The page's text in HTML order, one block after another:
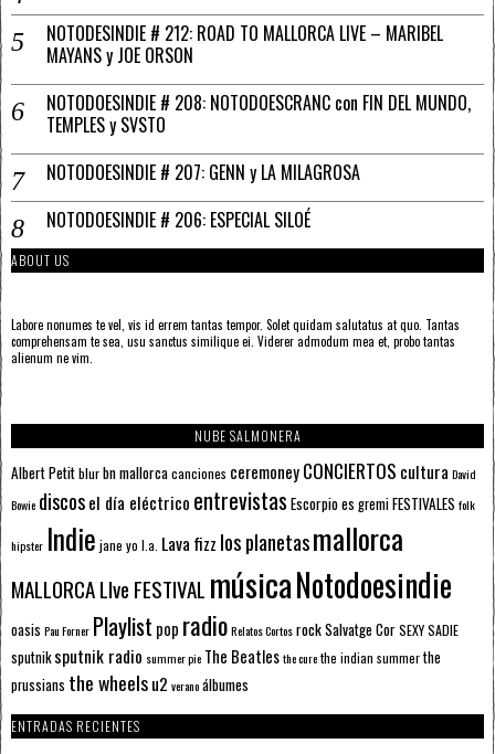
NOTODESINDIE # 212: ROAD TO MALLORCA LIVE – MARIBEL
MAYANS y JOE ORSON
NOTODOESINDIE # 208: NOTODOESCRANC con FIN DEL MUNDO,
TEMPLES y SVSTO
NOTODOESINDIE # 207: GENN y LA MILAGROSA
NOTODOESINDIE # 206: ESPECIAL SILOÉ
ABOUT US
Labore nonumes te vel, vis id errem tantas tempor. Solet quidam salutatus at quo. Tantas
comprehensam te sea, usu sanctus similique ei. Viderer admodum mea et, probo tantas
alienum ne vim.
NUBE SALMONERA
Albert Petitblurbn mallorcacanciones ceremoneyCONCIERTOS cultura David
Bowie discosel día eléctrico entrevistas Escorpioes gremiFESTIVALES folk
hipster Indie jane yo l.a. Lava fizz los planetasmallorca
MALLORCA LIve FESTIVAL músicaNotodoesindie
oasis Pau Forner Playlist pop radioRelatos CortosrockSalvatge CorSEXY SADIE
sputnik sputnik radio summer pie The Beatlesthe curethe indian summerthe
prussians the wheelsu2 veranoálbumes
ENTRADAS RECIENTES